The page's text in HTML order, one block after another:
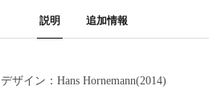
説明 追加情報
デザイン：Hans Hornemann(2014)